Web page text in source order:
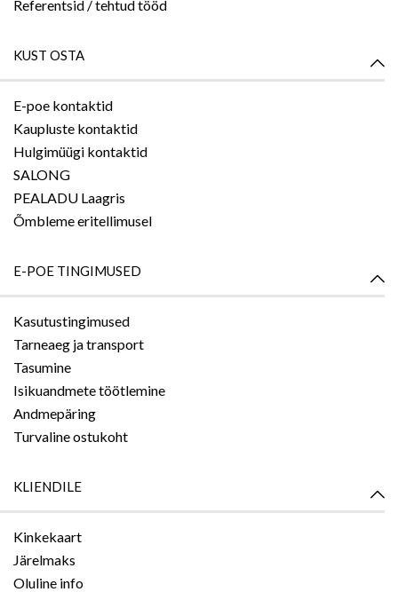
Referentsid / tehtud tööd
KUST OSTA
E-poe kontaktid
Kaupluste kontaktid
Hulgimüügi kontaktid
SALONG
PEALADU Laagris
Õmbleme eritellimusel
E-POE TINGIMUSED
Kasutustingimused
Tarneaeg ja transport
Tasumine
Isikuandmete töötlemine
Andmepäring
Turvaline ostukoht
KLIENDILE
Kinkekaart
Järelmaks
Oluline info